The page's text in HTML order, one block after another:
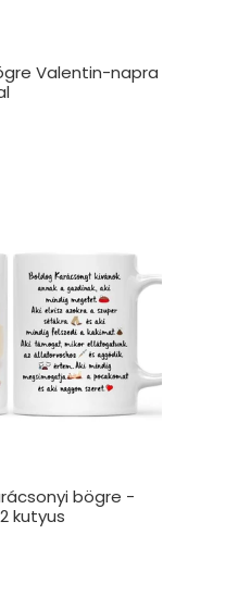
Valentin-napra
bögre -
kutyus